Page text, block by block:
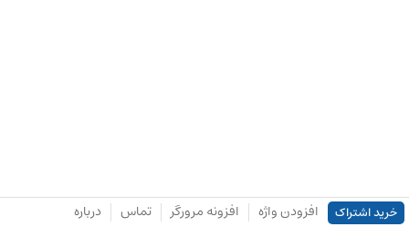
خرید اشتراک افزودن واژه افزونه مرورگر تماس درباره